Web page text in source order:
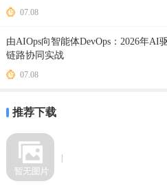
计算关系
07.08
由AIOps向智能体DevOps：2026年AI
链路协同实战
07.08
推荐下载